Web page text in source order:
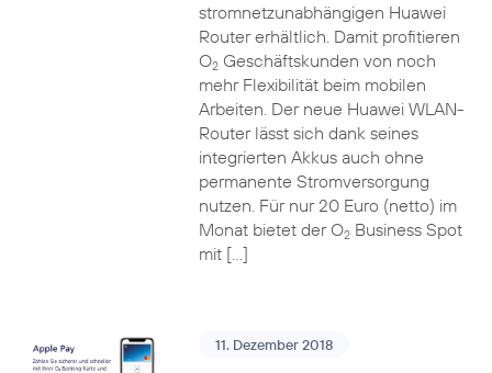
stromnetzunabhängigen Huawei
Router erhältlich. Damit profitieren
O2Geschäftskunden von noch
mehr Flexibilität beim mobilen
Arbeiten. Der neue Huawei WLAN-
Router lässt sich dank seines
integrierten Akkus auch ohne
permanente Stromversorgung
nutzen. Für nur 20 Euro (netto) im
Monat bietet der O2Business Spot
mit […]
11. Dezember 2018